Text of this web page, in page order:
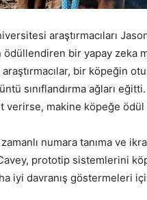
araştırmacıları
bir yapay zeka
bir köpeğin
sınıflandırma ağları
verirse, makine köpeğe
numara tanıma ve
prototip sistemlerini
iyi davranış göstermeleri